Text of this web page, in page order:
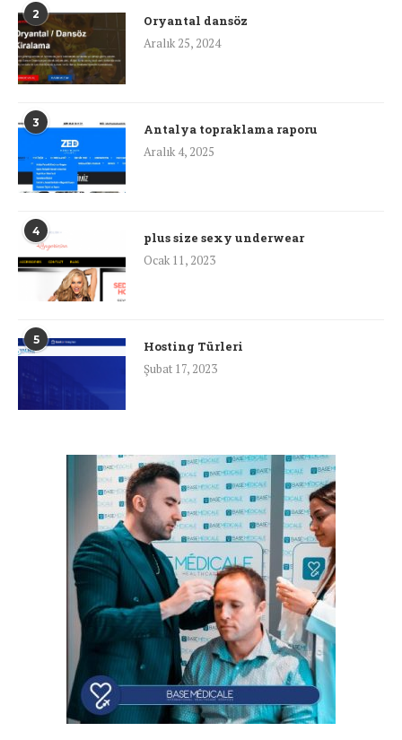
2
Oryantal dansöz
Aralık 25, 2024
3
Antalya topraklama raporu
Aralık 4, 2025
4
plus size sexy underwear
Ocak 11, 2023
5
Hosting Türleri
Şubat 17, 2023